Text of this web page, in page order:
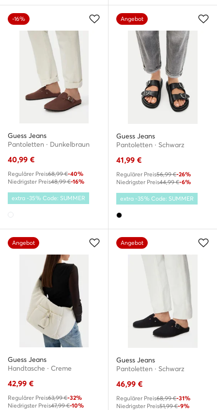
-16%
Guess Jeans
Pantoletten · Dunkelbraun
40,99 €
Regulärer Preis68,99 €-40%
Niedrigster Preis48,99 €-16%
extra -35% Code: SUMMER
Angebot
Guess Jeans
Pantoletten · Schwarz
41,99 €
Regulärer Preis56,99 €-26%
Niedrigster Preis44,99 €-6%
extra -35% Code: SUMMER
Angebot
Guess Jeans
Handtasche · Creme
42,99 €
Regulärer Preis63,99 €-32%
Niedrigster Preis47,99 €-10%
Angebot
Guess Jeans
Pantoletten · Schwarz
46,99 €
Regulärer Preis68,99 €-31%
Niedrigster Preis51,99 €-9%